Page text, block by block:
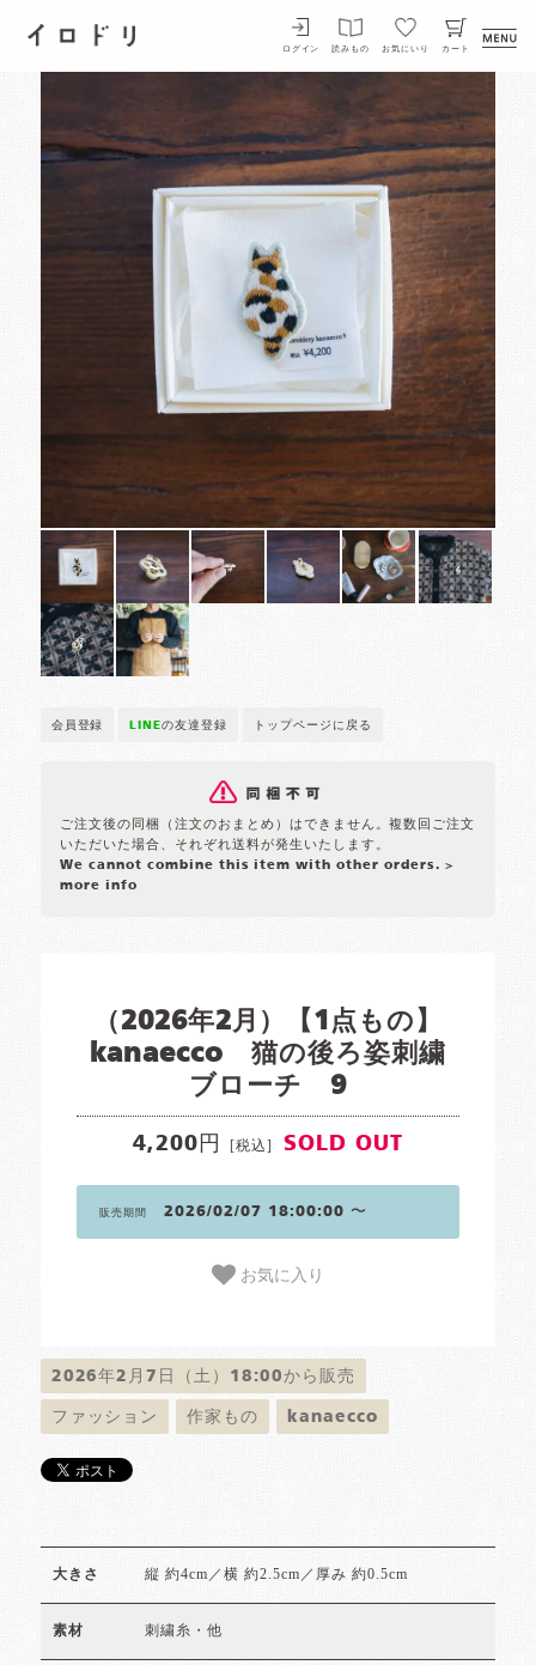
イロドリ
ログイン 読みもの お気にいり カート
会員登録 LINEの友達登録 トップページに戻る
ご注文後の同梱（注文のおまとめ）はできません。複数回ご注文
いただいた場合、それぞれ送料が発生いたします。
We cannot combine this item with other orders. >
more info
（2026年2月）【1点もの】
kanaecco 猫の後ろ姿刺繍
ブローチ 9
4,200円 [税込] SOLD OUT
販売期間 2026/02/07 18:00:00 〜
お気に入り
2026年2月7日（土）18:00から販売
ファッション 作家もの kanaecco
大きさ 縦 約4cm／横 約2.5cm／厚み 約0.5cm
素材 刺繍糸・他